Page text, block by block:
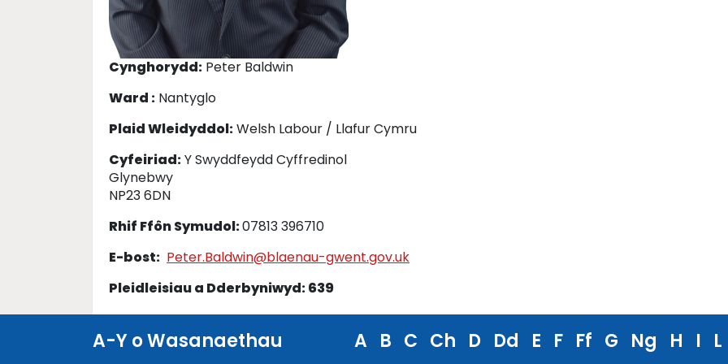
Cynghorydd: Peter Baldwin
Ward : Nantyglo
Plaid Wleidyddol:Welsh Labour / Llafur Cymru
Cyfeiriad:Y Swyddfeydd Cyffredinol
Glynebwy
NP23 6DN
Rhif Ffôn Symudol:07813 396710
E-bost: Peter.Baldwin@blaenau-gwent.gov.uk
Pleidleisiau a Dderbyniwyd: 639
A-Y o Wasanaethau A B C Ch D Dd E F Ff G Ng H I L